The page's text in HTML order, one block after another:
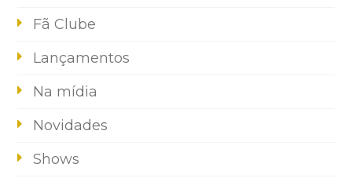
Fã Clube
Lançamentos
Na mídia
Novidades
Shows